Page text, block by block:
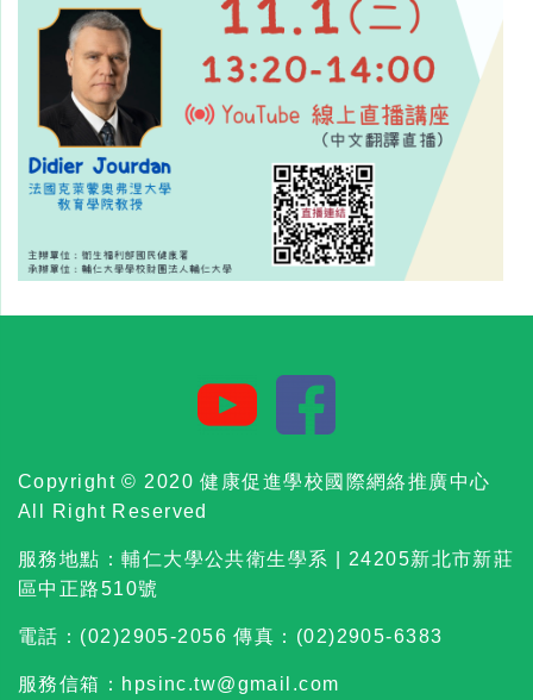
Copyright © 2020 健康促進學校國際網絡推廣中心
All Right Reserved
服務地點：輔仁大學公共衛生學系 | 24205新北市新莊
區中正路510號
電話：(02)2905-2056 傳真：(02)2905-6383
服務信箱：hpsinc.tw@gmail.com